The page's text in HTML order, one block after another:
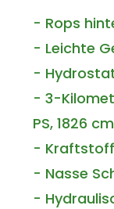
- Rops
- Leichte
-
- 3-
PS, 1826
-
- Nasse
-